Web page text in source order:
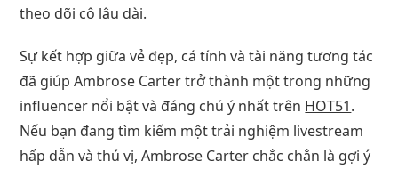
theo dõi cô lâu dài.
Sự kết hợp giữa vẻ đẹp, cá tính và tài năng tương tác
đã giúp Ambrose Carter trở thành một trong những
influencer nổi bật và đáng chú ý nhất trên HOT51.
Nếu bạn đang tìm kiếm một trải nghiệm livestream
hấp dẫn và thú vị, Ambrose Carter chắc chắn là gợi ý